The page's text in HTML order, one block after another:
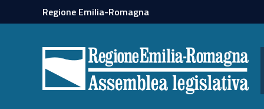
Regione Emilia-Romagna